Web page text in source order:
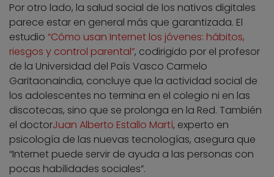
Por otro lado, la salud social de los nativos digitales
parece estar en general más que garantizada. El
estudio “Cómo usan Internet los jóvenes: hábitos,
riesgos y control parental”, codirigido por el profesor
de la Universidad del País Vasco Carmelo
Garitaonaindia, concluye que la actividad social de
los adolescentes no termina en el colegio ni en las
discotecas, sino que se prolonga en la Red. También
el doctorJuan Alberto Estallo Martí, experto en
psicología de las nuevas tecnologías, asegura que
“Internet puede servir de ayuda a las personas con
pocas habilidades sociales”.